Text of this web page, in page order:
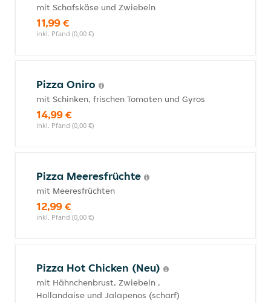
mit Schafskäse und Zwiebeln
11,99 €
inkl. Pfand (0,00 €)
Pizza Oniro
mit Schinken, frischen Tomaten und Gyros
14,99 €
inkl. Pfand (0,00 €)
Pizza Meeresfrüchte
mit Meeresfrüchten
12,99 €
inkl. Pfand (0,00 €)
Pizza Hot Chicken (Neu)
mit Hähnchenbrust, Zwiebeln ,
Hollandaise und Jalapenos (scharf)